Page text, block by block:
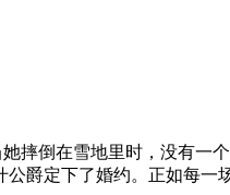
摔倒在雪地里时，没有一
爵定下了婚约。正如每一